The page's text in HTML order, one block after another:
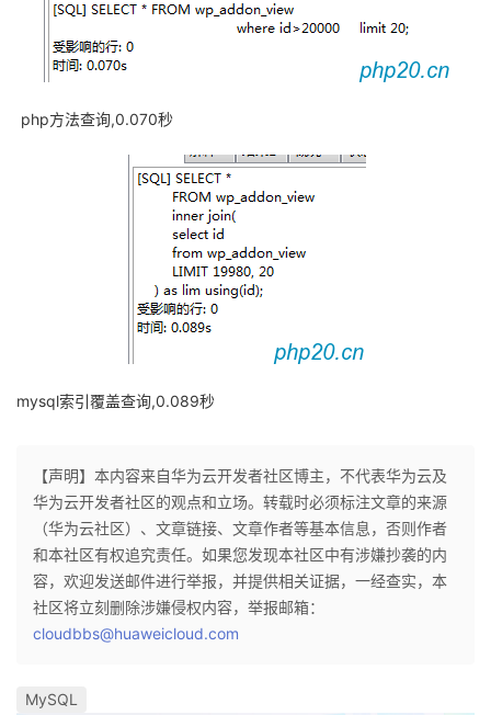
php方法查询,0.070秒
mysql索引覆盖查询,0.089秒
【声明】本内容来自华为云开发者社区博主，不代表华为云及
华为云开发者社区的观点和立场。转载时必须标注文章的来源
（华为云社区）、文章链接、文章作者等基本信息，否则作者
和本社区有权追究责任。如果您发现本社区中有涉嫌抄袭的内
容，欢迎发送邮件进行举报，并提供相关证据，一经查实，本
社区将立刻删除涉嫌侵权内容，举报邮箱：
cloudbbs@huaweicloud.com
MySQL